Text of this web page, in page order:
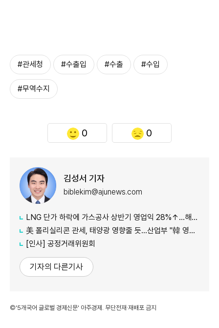
#관세청 #수출입 #수출 #수입
#무역수지
0 0
김성서 기자
biblekim@ajunews.com
LNG 단가 하락에 가스공사 상반기 영업익 28%↑…해외사업 호조도 한몫
美 폴리실리콘 관세, 태양광 영향줄 듯…산업부 "韓 영향 최소화 협의"
[인사] 공정거래위원회
기자의 다른기사
©'5개국어 글로벌 경제신문' 아주경제. 무단전재·재배포 금지